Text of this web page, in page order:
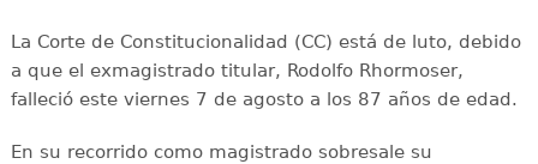
La Corte de Constitucionalidad (CC) está de luto, debido
a que el exmagistrado titular, Rodolfo Rhormoser,
falleció este viernes 7 de agosto a los 87 años de edad.
En su recorrido como magistrado sobresale su